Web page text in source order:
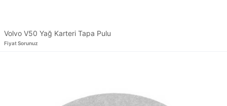
Volvo V50 Yağ Karteri Tapa Pulu
Fiyat Sorunuz